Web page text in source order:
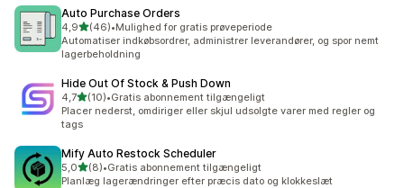
Auto Purchase Orders
4,9ud af 5 stjerner
(46)
46 anmeldelser i alt
•Mulighed for gratis prøveperiode
Automatiser indkøbsordrer, administrer leverandører, og spor nemt
lagerbeholdning
Hide Out Of Stock & Push Down
4,7ud af 5 stjerner
(10)
10 anmeldelser i alt
•Gratis abonnement tilgængeligt
Placer nederst, omdiriger eller skjul udsolgte varer med regler og
tags
Mify Auto Restock Scheduler
5,0ud af 5 stjerner
(8)
8 anmeldelser i alt
•Gratis abonnement tilgængeligt
Planlæg lagerændringer efter præcis dato og klokkeslæt